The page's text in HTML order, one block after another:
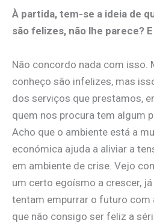
À partida, tem-se a ideia de
são felizes, não lhe parece?
​Não concordo nada com isso.
conheço são infelizes, mas
dos serviços que prestamos,
quem nos procura tem algum
Acho que o ambiente está a
económica ajuda a aliviar a
em ambiente de crise. ​Vejo
um certo egoísmo a crescer,
tentam empurrar o futuro com
que não consigo ser feliz a